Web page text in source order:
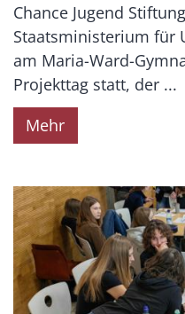
Chance Jugend
Staatsministerium für
am Maria-Ward-
Projekttag statt, der ...
Mehr